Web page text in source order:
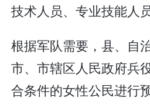
技术人员、专业技能人员
根据军队需要，县、自
市、市辖区人民政府兵
合条件的女性公民进行